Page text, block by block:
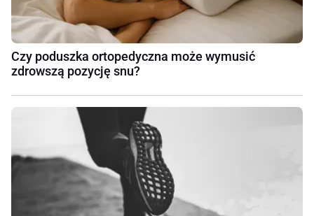
Czy poduszka ortopedyczna może wymusić
zdrowszą pozycję snu?